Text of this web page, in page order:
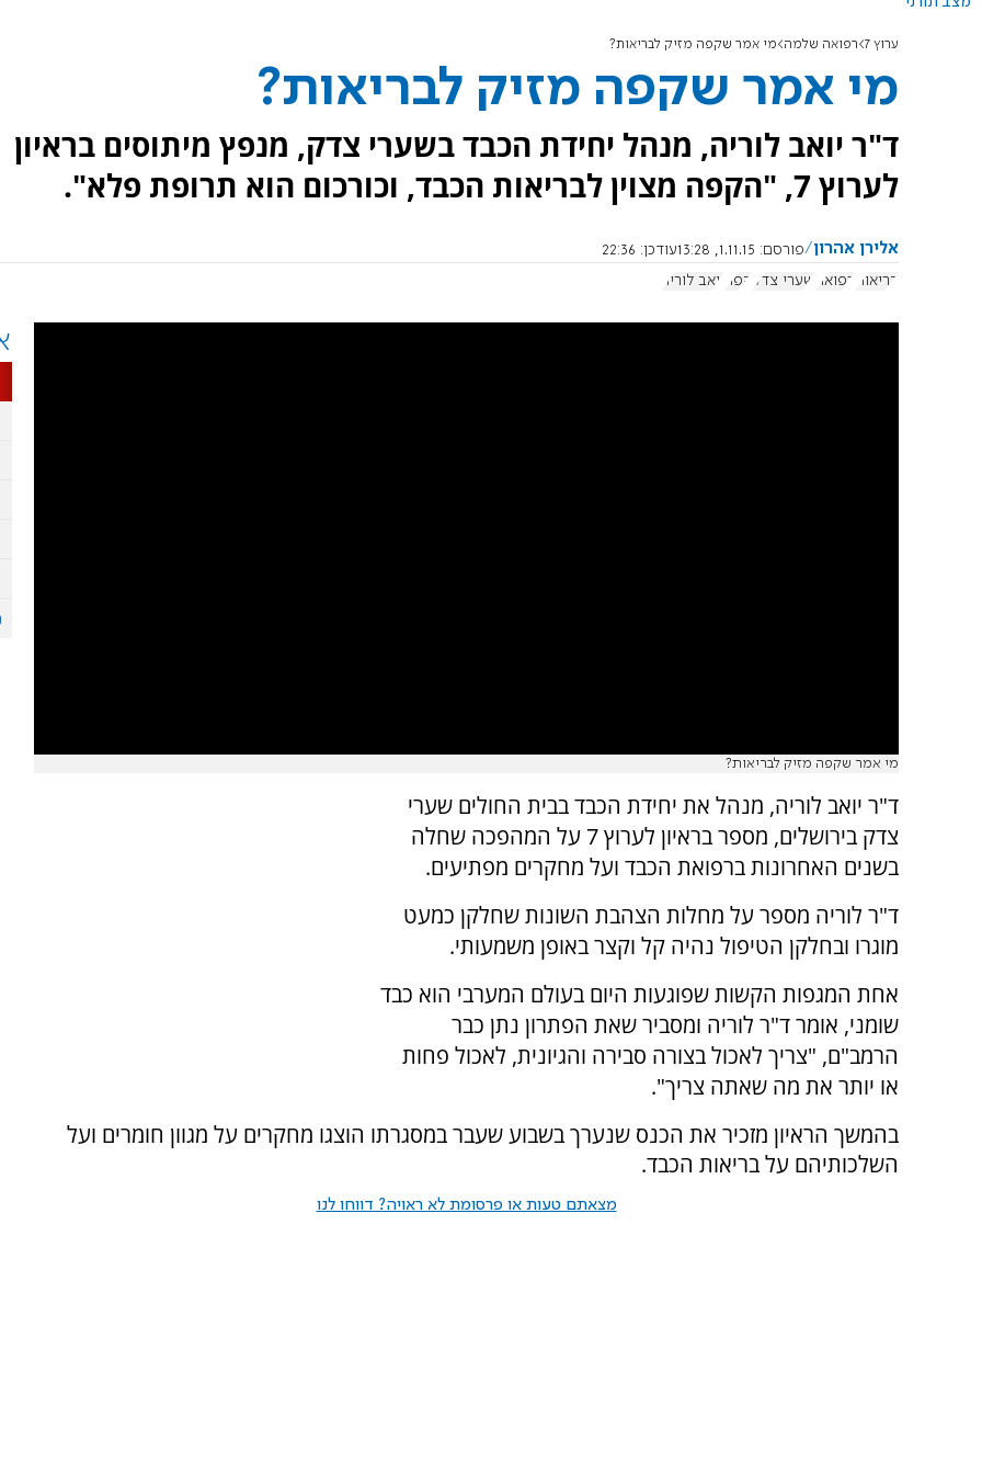
ערוץ 7 רפואה שלמה מי אמר שקפה מזיק לבריאות?
מי אמר שקפה מזיק לבריאות?
ד"ר יואב לוריה, מנהל יחידת הכבד בשערי צדק, מנפץ מיתוסים בראיון
לערוץ 7, "הקפה מצוין לבריאות הכבד, וכורכום הוא תרופת פלא".
אלירן אהרון פורסם: 1.11.15, 13:28 עודכן: 22:36
בריאות
רפואה שערי צדק קפה יואב לוריה
מי אמר שקפה מזיק לבריאות?
ד"ר יואב לוריה, מנהל את יחידת הכבד בבית החולים שערי
צדק בירושלים, מספר בראיון לערוץ
7 על המהפכה שחלה
בשנים האחרונות ברפואת הכבד ועל מחקרים מפתיעים.
ד"ר לוריה מספר על מחלות הצהבת השונות שחלקן כמעט
מוגרו ובחלקן הטיפול נהיה קל וקצר באופן משמעותי.
אחת המגפות הקשות שפוגעות היום בעולם המערבי הוא כבד
שומני, אומר ד"ר לוריה ומסביר שאת הפתרון נתן כבר
הרמב"ם, "צריך לאכול בצורה סבירה והגיונית, לאכול פחות
או יותר את מה שאתה צריך".
בהמשך הראיון מזכיר את הכנס שנערך בשבוע שעבר במסגרתו הוצגו מחקרים על מגוון חומרים ועל
השלכותיהם על בריאות הכבד.
מצאתם טעות או פרסומת לא ראויה? דווחו לנו